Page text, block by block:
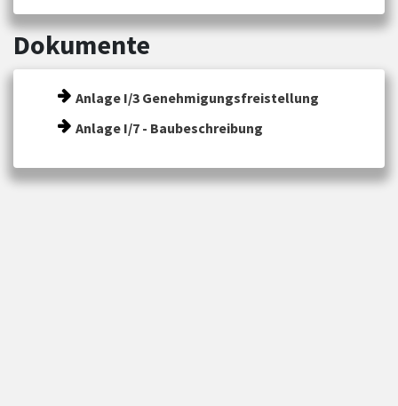
Dokumente
Anlage I/3 Genehmigungsfreistellung
Anlage I/7 - Baubeschreibung